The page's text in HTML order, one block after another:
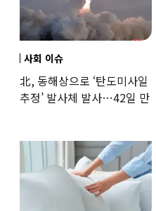
사회 이슈
北, 동해상으로 ‘탄도미사일
추정’ 발사체 발사…42일 만